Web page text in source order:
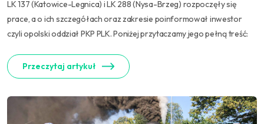
LK 137 (Katowice-Legnica) i LK 288 (Nysa-Brzeg) rozpoczęły się
prace, a o ich szczegółach oraz zakresie poinformował inwestor
czyli opolski oddział PKP PLK. Poniżej przytaczamy jego pełną treść:
Przeczytaj artykuł